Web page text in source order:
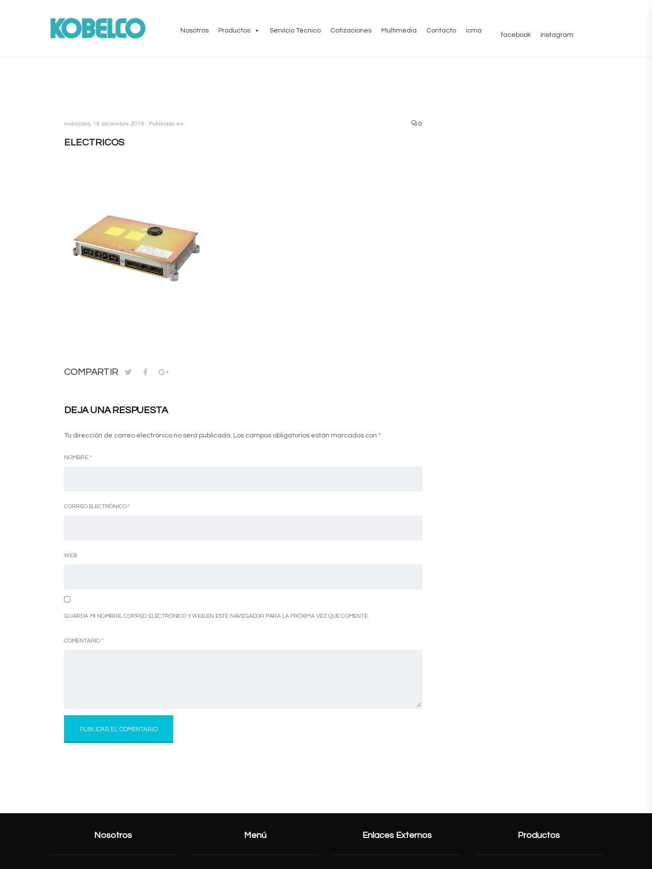
Nosotros Productos Servicio Técnico Cotizaciones Multimedia Contacto icma
facebook instagram
miércoles, 18 diciembre 2019 - Publicado en 0
ELECTRICOS
COMPARTIR
DEJA UNA RESPUESTA
Tu dirección de correo electrónico no será publicada. Los campos obligatorios están marcados con *
NOMBRE *
CORREO ELECTRÓNICO*
WEB
GUARDA MI NOMBRE, CORREO ELECTRÓNICO Y WEB EN ESTE NAVEGADOR PARA LA PRÓXIMA VEZ QUE COMENTE.
COMENTARIO *
Nosotros Menú Enlaces Externos Productos